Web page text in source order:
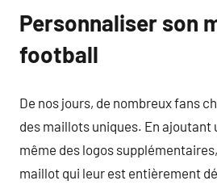
Personnaliser son
football
De nos jours, de nombreux fans
des maillots uniques. En ajoutant
même des logos
maillot qui leur est entièrement